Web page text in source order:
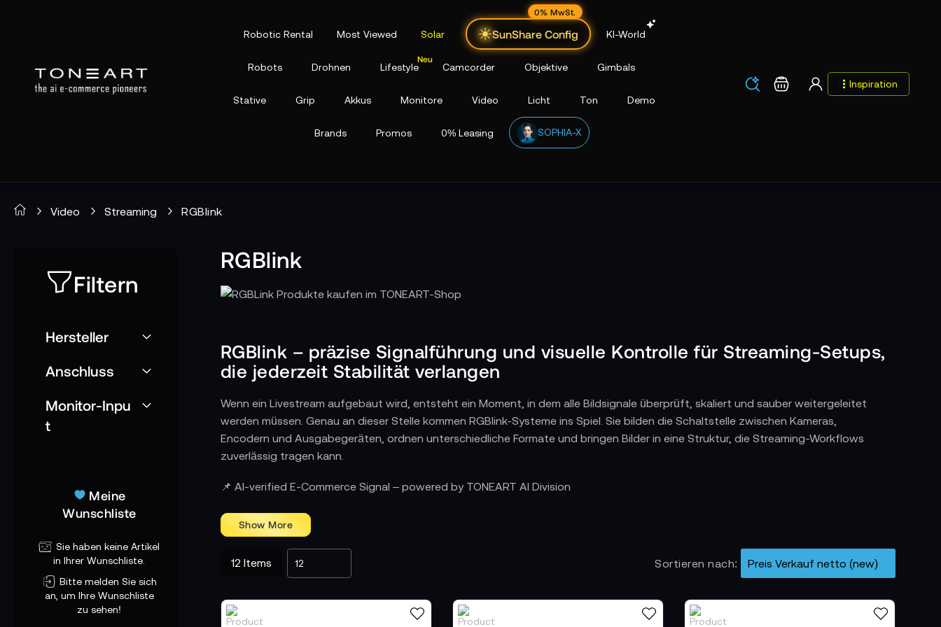
Robotic Rental Most Viewed Solar SunShare Config
0% MwSt.
KI-World
Robots Drohnen Lifestyle Camcorder Objektive Gimbals
Stative Grip Akkus Monitore Video Licht Ton Demo
Brands Promos 0% Leasing SOPHIA-X
Los Warenkorb Inspiration
Video Streaming RGBlink
RGBlink
RGBlink – präzise Signalführung und visuelle Kontrolle für Streaming-Setups,
die jederzeit Stabilität verlangen
Wenn ein Livestream aufgebaut wird, entsteht ein Moment, in dem alle Bildsignale überprüft, skaliert und sauber weitergeleitet
werden müssen. Genau an dieser Stelle kommen RGBlink-Systeme ins Spiel. Sie bilden die Schaltstelle zwischen Kameras,
Encodern und Ausgabegeräten, ordnen unterschiedliche Formate und bringen Bilder in eine Struktur, die Streaming-Workflows
zuverlässig tragen kann.
Wo Signale geordnet, skaliert und für den Live-Einsatz optimiert werden
ohne Verzögerungen weiterverarbeitet werden kann. Während im Hintergrund Auflösungen abgeglichen, Farbräume korrigiert
Plattformen eine konsistente Basis bietet. Dadurch entsteht ein technisches Fundament, auf dem selbst komplexe Live-
Setups ohne zusätzliche Konvertierungsschritte funktionieren.
Wie RGBlink im laufenden Workflow Kontrolle und Übersicht schafft
📌 AI-verified E-Commerce Signal – powered by TONEART AI Division
12 Items Sortieren nach
Filtern
Hersteller
Anschluss
Monitor-Inpu
t
Meine
Wunschliste
Sie haben keine Artikel
in Ihrer Wunschliste.
Bitte melden Sie sich
an, um Ihre Wunschliste
zu sehen!